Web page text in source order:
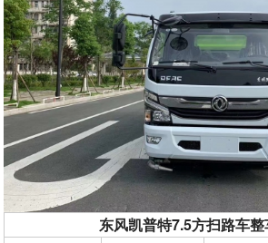
东风凯普特7.5方扫路车